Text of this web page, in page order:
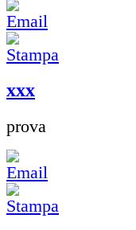
xxx
prova